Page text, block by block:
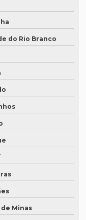
do Rio Branco
Minas